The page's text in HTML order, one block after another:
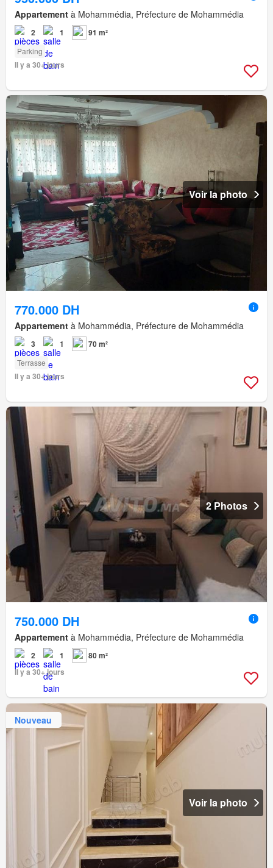
Appartement à Mohammédia, Préfecture de Mohammédia
2 1 91 m²
Parking
Il y a 30+ jours
Voir la photo
770.000 DH
Appartement à Mohammédia, Préfecture de Mohammédia
3 1 70 m²
Terrasse
Il y a 30+ jours
2 Photos
750.000 DH
Appartement à Mohammédia, Préfecture de Mohammédia
2 1
80 m²
Il y a 30+ jours
Nouveau
Voir la photo